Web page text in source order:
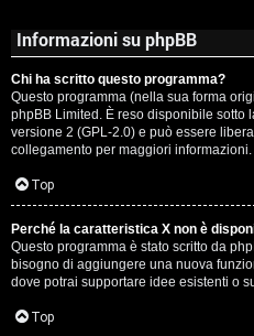
Informazioni su phpBB
Chi ha scritto questo programma?
Questo programma (nella sua forma
phpBB Limited . È reso disponibile sotto
versione 2 (GPL-2.0) e può essere
collegamento per maggiori informazioni.
Top
Perché la caratteristica X non è
Questo programma è stato scritto da
bisogno di aggiungere una nuova
dove potrai supportare idee esistenti o
Top